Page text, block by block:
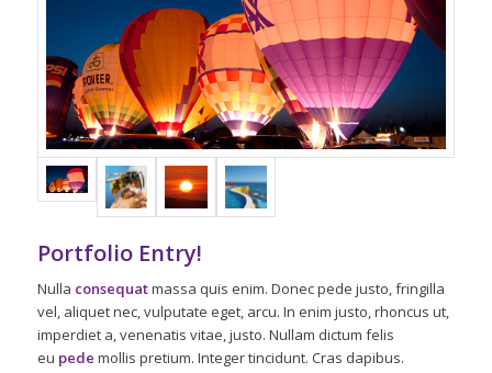
Portfolio Entry!
Nulla consequatmassa quis enim. Donec pede justo, fringilla
vel, aliquet nec, vulputate eget, arcu. In enim justo, rhoncus ut,
imperdiet a, venenatis vitae, justo. Nullam dictum felis
eu pede mollis pretium. Integer tincidunt. Cras dapibus.